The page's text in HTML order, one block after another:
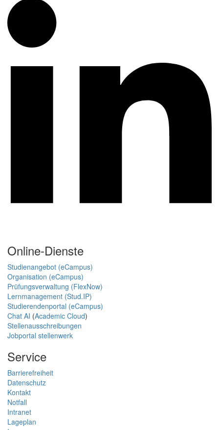
Online-Dienste
Studienangebot (eCampus)
Organisation (eCampus)
Prüfungsverwaltung (FlexNow)
Lernmanagement (Stud.IP)
Studierendenportal (eCampus)
Chat AI (Academic Cloud)
Stellenausschreibungen
Jobportal stellenwerk
Service
Barrierefreiheit
Datenschutz
Kontakt
Notfall
Intranet
Lageplan